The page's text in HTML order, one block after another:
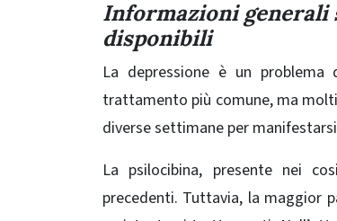
Informazioni generali
disponibili
La depressione è un
trattamento più comune, ma
diverse settimane per
La psilocibina, presente nei
precedenti. Tuttavia, la maggior